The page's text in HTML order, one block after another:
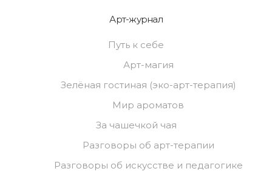
Арт-журнал
Путь к себе
Арт-магия
Зелёная гостиная (эко-арт-терапия)
Мир ароматов
За чашечкой чая
Разговоры об арт-терапии
Разговоры об искусстве и педагогике